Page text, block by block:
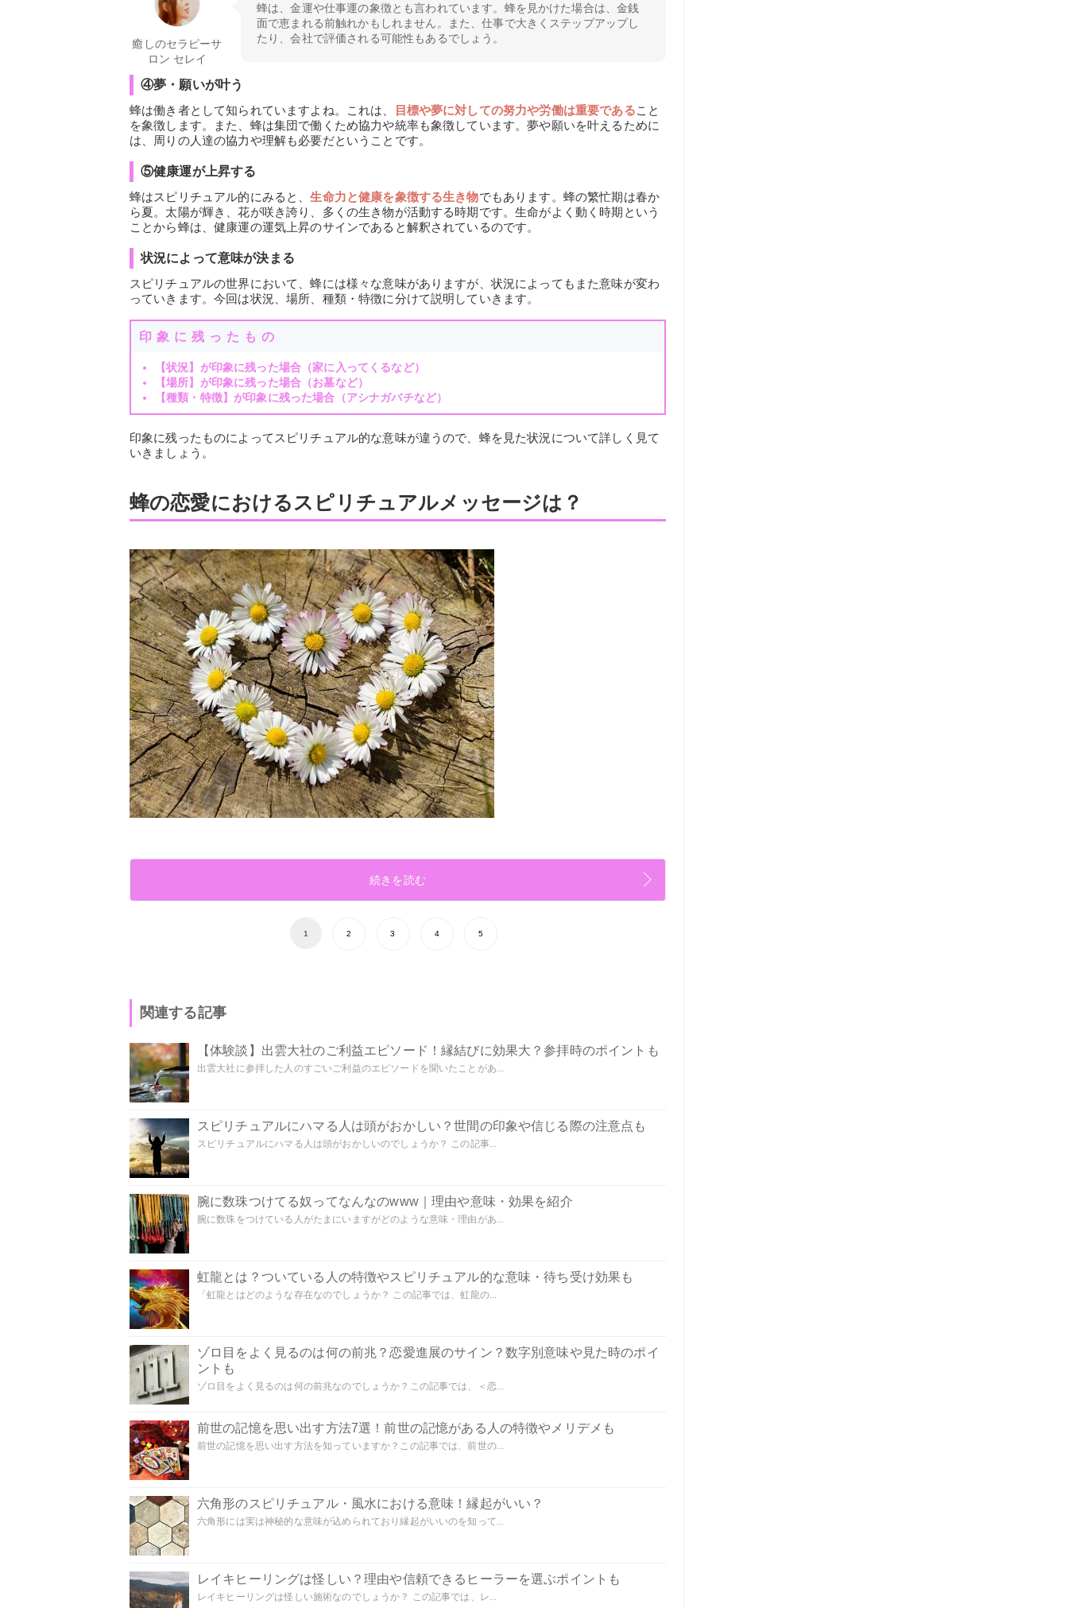
癒しのセラピーサ
ロン セレイ
蜂は、金運や仕事運の象徴とも言われています。蜂を見かけた場合は、金銭
面で恵まれる前触れかもしれません。また、仕事で大きくステップアップし
たり、会社で評価される可能性もあるでしょう。
④夢・願いが叶う
蜂は働き者として知られていますよね。これは、
目標や夢に対しての努力や労働は重要であること
を象徴します。また、蜂は集団で働くため協力や統率も象徴しています。夢や願いを叶えるために
は、周りの人達の協力や理解も必要だということです。
⑤健康運が上昇する
蜂はスピリチュアル的にみると、生命力と健康を象徴する生き物でもあります。蜂の繁忙期は春か
ら夏。太陽が輝き、花が咲き誇り、多くの生き物が活動する時期です。生命がよく動く時期という
ことから蜂は、健康運の運気上昇のサインであると解釈されているのです。
状況によって意味が決まる
スピリチュアルの世界において、蜂には様々な意味がありますが、状況によってもまた意味が変わ
っていきます。今回は状況、場所、種類・特徴に分けて説明していきます。
印象に残ったもの
【状況】が印象に残った場合（家に入ってくるなど）
【場所】が印象に残った場合（お墓など）
【種類・特徴】が印象に残った場合（アシナガバチなど）
印象に残ったものによってスピリチュアル的な意味が違うので、蜂を見た状況について詳しく見て
いきましょう。
蜂の恋愛におけるスピリチュアルメッセージは？
続きを読む
1 2 3 4 5
関連する記事
【体験談】出雲大社のご利益エピソード！縁結びに効果大？参拝時のポイントも
出雲大社に参拝した人のすごいご利益のエピソードを聞いたことがあ...
スピリチュアルにハマる人は頭がおかしい？世間の印象や信じる際の注意点も
スピリチュアルにハマる人は頭がおかしいのでしょうか？ この記事...
腕に数珠つけてる奴ってなんなのwww｜理由や意味・効果を紹介
腕に数珠をつけている人がたまにいますがどのような意味・理由があ...
虹龍とは？ついている人の特徴やスピリチュアル的な意味・待ち受け効果も
「虹龍とはどのような存在なのでしょうか？ この記事では、虹龍の...
ゾロ目をよく見るのは何の前兆？恋愛進展のサイン？数字別意味や見た時のポイ
ントも
ゾロ目をよく見るのは何の前兆なのでしょうか？この記事では、＜恋...
前世の記憶を思い出す方法7選！前世の記憶がある人の特徴やメリデメも
前世の記憶を思い出す方法を知っていますか？この記事では、前世の...
六角形のスピリチュアル・風水における意味！縁起がいい？
六角形には実は神秘的な意味が込められており縁起がいいのを知って...
レイキヒーリングは怪しい？理由や信頼できるヒーラーを選ぶポイントも
レイキヒーリングは怪しい施術なのでしょうか？ この記事では、レ...